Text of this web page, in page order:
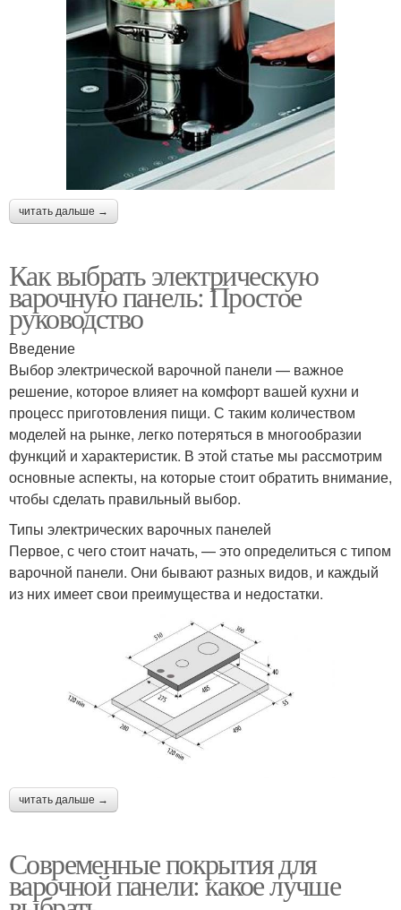
читать дальше →
Как выбрать электрическую
варочную панель: Простое
руководство
Введение
Выбор электрической варочной панели — важное
решение, которое влияет на комфорт вашей кухни и
процесс приготовления пищи. С таким количеством
моделей на рынке, легко потеряться в многообразии
функций и характеристик. В этой статье мы рассмотрим
основные аспекты, на которые стоит обратить внимание,
чтобы сделать правильный выбор.
Типы электрических варочных панелей
Первое, с чего стоит начать, — это определиться с типом
варочной панели. Они бывают разных видов, и каждый
из них имеет свои преимущества и недостатки.
читать дальше →
Современные покрытия для
варочной панели: какое лучше